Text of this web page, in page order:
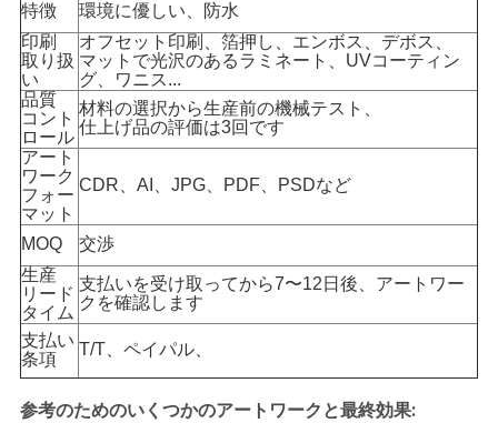
ス
場
合
地
図
PRIVACY
POLICY
特徴
環境に優しい、防水
印刷
取り扱
い
オフセット印刷、箔押し、エンボス、デボス、
マットで光沢のあるラミネート、UVコーティン
グ、ワニス...
品質
コント
ロール
材料の選択から生産前の機械テスト、
仕上げ品の評価は3回です
アート
ワーク
フォー
マット
CDR、AI、JPG、PDF、PSDなど
MOQ
交渉
生産
リード
タイム
支払いを受け取ってから7〜12日後、アートワー
クを確認します
支払い
条項
T/T、ペイパル、
参考のためのいくつかのアートワークと最終効果: